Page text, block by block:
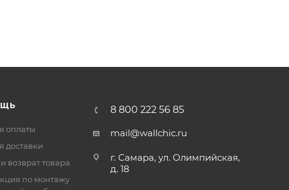
оплаты
доставки
возврат товара
по монтажу
8 800 222 56 85
mail@wallchic.ru
г. Самара, ул. Олимпийская,
д. 18